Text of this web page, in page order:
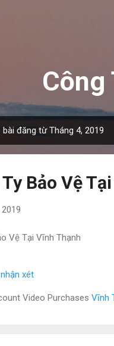
Công
đăng từ Tháng 4, 2019
Bảo Vệ
Vệ Tại Vĩnh Thạnh
xét
Video Purchases Vĩnh